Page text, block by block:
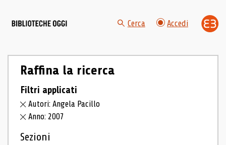
Cerca Accedi
Raffina la ricerca
Filtri applicati
Autori: Angela Pacillo
Anno: 2007
Sezioni